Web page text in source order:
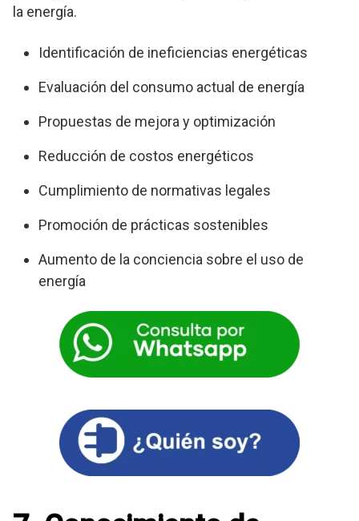
la energía.
Identificación de ineficiencias energéticas
Evaluación del consumo actual de energía
Propuestas de mejora y optimización
Reducción de costos energéticos
Cumplimiento de normativas legales
Promoción de prácticas sostenibles
Aumento de la conciencia sobre el uso de
energía